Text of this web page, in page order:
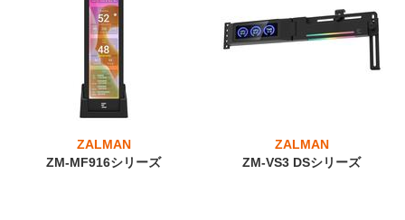
ZALMAN
ZM-MF916シリーズ
ZALMAN
ZM-VS3 DSシリーズ